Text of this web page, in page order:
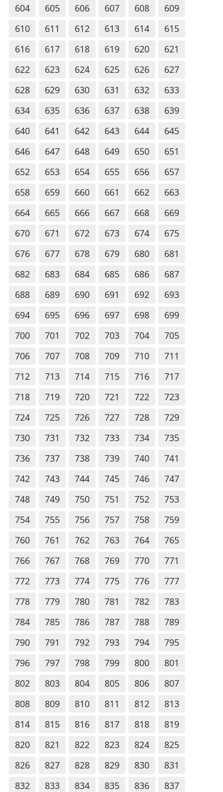
604
605 606 607 608
609
610
611 612 613 614
615
616
617 618 619 620
621
622
623 624 625 626
627
628
629 630 631 632
633
634
635 636 637 638
639
640
641 642 643 644
645
646
647 648 649 650
651
652
653 654 655 656
657
658
659 660 661 662
663
664
665 666 667 668
669
670
671 672 673 674
675
676
677 678 679 680
681
682
683 684 685 686
687
688
689 690 691 692
693
694
695 696 697 698
699
700
701 702 703 704
705
706
707 708 709 710
711
712
713 714 715 716
717
718
719 720 721 722
723
724
725 726 727 728
729
730
731 732 733 734
735
736
737 738 739 740
741
742
743 744 745 746
747
748
749 750 751 752
753
754
755 756 757 758
759
760
761 762 763 764
765
766
767 768 769 770
771
772
773 774 775 776
777
778
779 780 781 782
783
784
785 786 787 788
789
790
791 792 793 794
795
796
797 798 799 800
801
802
803 804 805 806
807
808
809 810 811 812
813
814
815 816 817 818
819
820
821 822 823 824
825
826
827 828 829 830
831
832
833 834 835 836
837